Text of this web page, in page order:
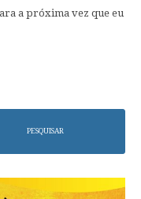
a próxima vez que eu
PESQUISAR